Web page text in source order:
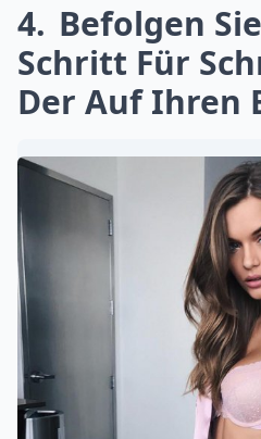
4 Befolgen
Schritt Für
Der Auf Ihren